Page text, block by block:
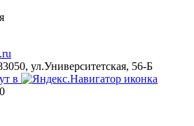
ул.Университетская, 56-Б
в